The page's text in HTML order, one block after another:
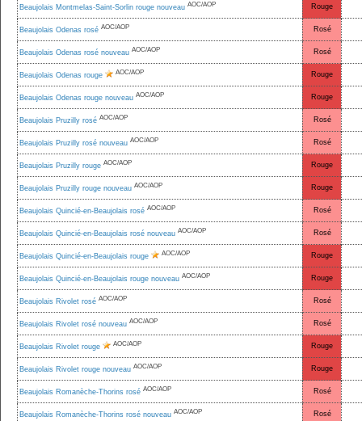
Beaujolais Montmelas-Saint-Sorlin rouge nouveau AOC/AOP Rouge
Beaujolais Odenas rosé AOC/AOP Rosé
Beaujolais Odenas rosé nouveau AOC/AOP Rosé
Beaujolais Odenas rouge AOC/AOP Rouge
Beaujolais Odenas rouge nouveau AOC/AOP Rouge
Beaujolais Pruzilly rosé AOC/AOP Rosé
Beaujolais Pruzilly rosé nouveau AOC/AOP Rosé
Beaujolais Pruzilly rouge AOC/AOP Rouge
Beaujolais Pruzilly rouge nouveau AOC/AOP Rouge
Beaujolais Quincié-en-Beaujolais rosé AOC/AOP Rosé
Beaujolais Quincié-en-Beaujolais rosé nouveau AOC/AOP Rosé
Beaujolais Quincié-en-Beaujolais rouge AOC/AOP Rouge
Beaujolais Quincié-en-Beaujolais rouge nouveau AOC/AOP Rouge
Beaujolais Rivolet rosé AOC/AOP Rosé
Beaujolais Rivolet rosé nouveau AOC/AOP Rosé
Beaujolais Rivolet rouge AOC/AOP Rouge
Beaujolais Rivolet rouge nouveau AOC/AOP Rouge
Beaujolais Romanèche-Thorins rosé AOC/AOP Rosé
Beaujolais Romanèche-Thorins rosé nouveau AOC/AOP Rosé